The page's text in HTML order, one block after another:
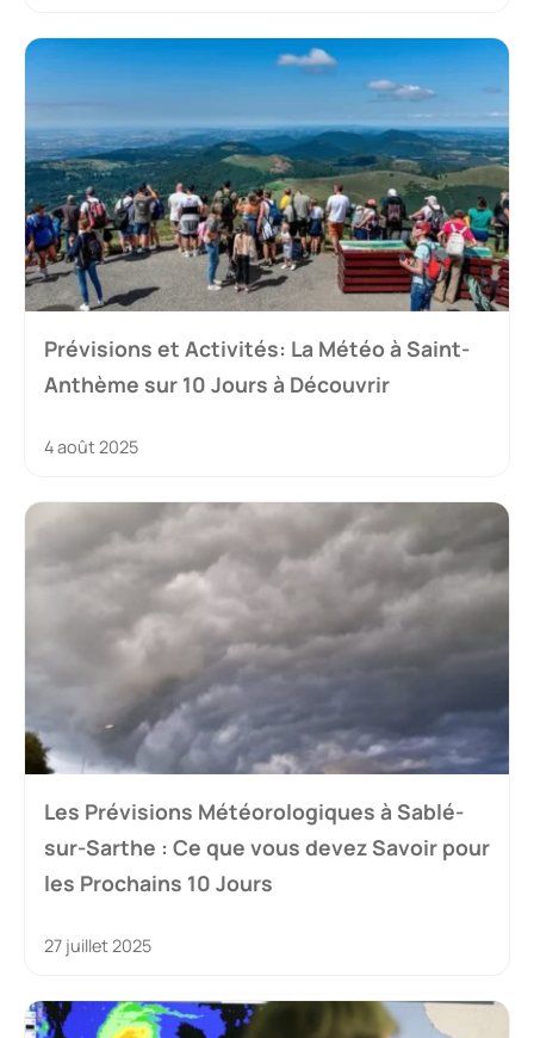
Prévisions et Activités: La Météo à Saint-
Anthème sur 10 Jours à Découvrir
4 août 2025
Les Prévisions Météorologiques à Sablé-
sur-Sarthe : Ce que vous devez Savoir pour
les Prochains 10 Jours
27 juillet 2025